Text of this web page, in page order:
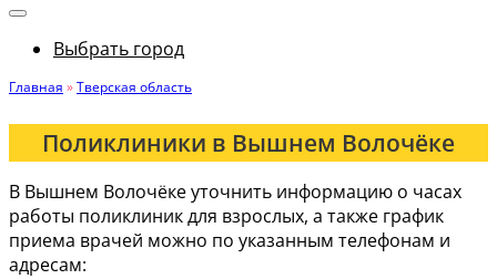
Выбрать город
Главная »Тверская область
Поликлиники в Вышнем Волочёке
В Вышнем Волочёке уточнить информацию о часах
работы поликлиник для взрослых, а также график
приема врачей можно по указанным телефонам и
адресам: